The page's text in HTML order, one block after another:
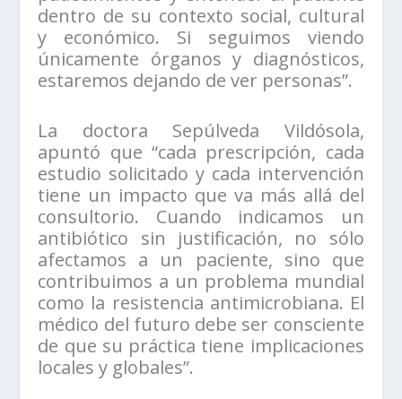
dentro de su contexto social, cultural
y económico. Si seguimos viendo
únicamente órganos y diagnósticos,
estaremos dejando de ver personas”.
La doctora Sepúlveda Vildósola,
apuntó que “cada prescripción, cada
estudio solicitado y cada intervención
tiene un impacto que va más allá del
consultorio. Cuando indicamos un
antibiótico sin justificación, no sólo
afectamos a un paciente, sino que
contribuimos a un problema mundial
como la resistencia antimicrobiana. El
médico del futuro debe ser consciente
de que su práctica tiene implicaciones
locales y globales”.